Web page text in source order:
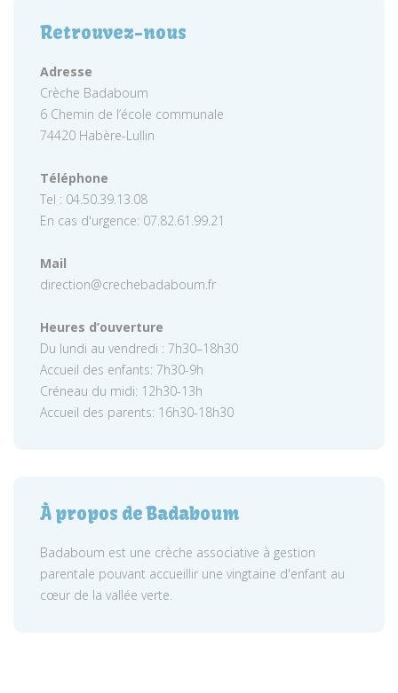
Retrouvez-nous
Adresse
Crèche Badaboum
6 Chemin de l’école communale
74420 Habère-Lullin
Téléphone
Tel : 04.50.39.13.08
En cas d'urgence: 07.82.61.99.21
Mail
direction@crechebadaboum.fr
Heures d’ouverture
Du lundi au vendredi : 7h30–18h30
Accueil des enfants: 7h30-9h
Créneau du midi: 12h30-13h
Accueil des parents: 16h30-18h30
À propos de Badaboum
Badaboum est une crèche associative à gestion
parentale pouvant accueillir une vingtaine d'enfant au
cœur de la vallée verte.